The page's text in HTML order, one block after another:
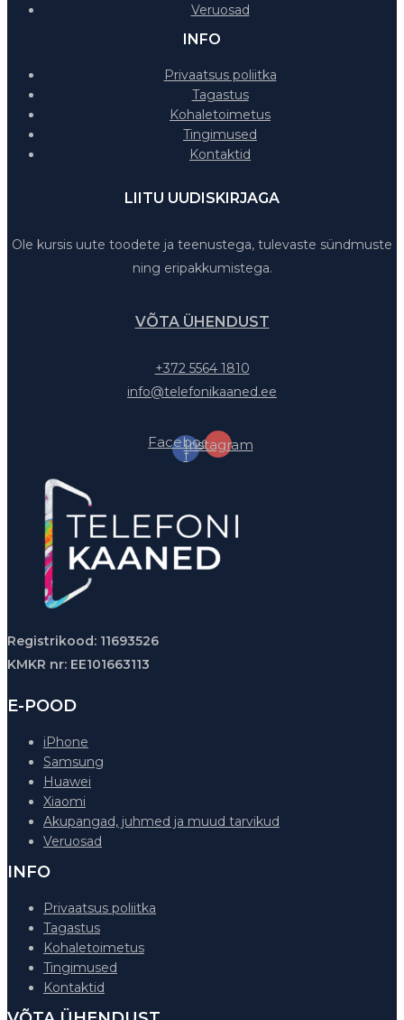
Veruosad
INFO
Privaatsus poliitka
Tagastus
Kohaletoimetus
Tingimused
Kontaktid
LIITU UUDISKIRJAGA
Ole kursis uute toodete ja teenustega, tulevaste sündmuste
ning eripakkumistega.
VÕTA ÜHENDUST
+372 5564 1810
info@telefonikaaned.ee
Facebook-
f
Instagram
Registrikood: 11693526
KMKR nr: EE101663113
E-POOD
iPhone
Samsung
Huawei
Xiaomi
Akupangad, juhmed ja muud tarvikud
Veruosad
INFO
Privaatsus poliitka
Tagastus
Kohaletoimetus
Tingimused
Kontaktid